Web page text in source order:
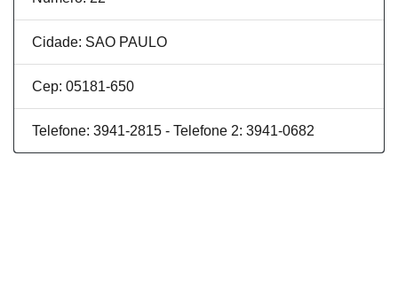
Cidade: SAO PAULO
Cep: 05181-650
Telefone: 3941-2815 - Telefone 2: 3941-0682